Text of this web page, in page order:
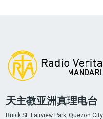
天主教亚洲真理电台
Buick St. Fairview Park, Quezon City